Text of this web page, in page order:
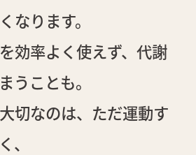
なります。
効率よく使えず、代謝
うことも。
切なのは、ただ運動す
、